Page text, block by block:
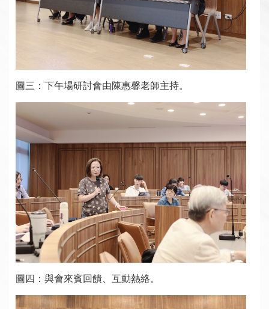
圖三：下午場研討會由陳惠馨老師主持。
圖四：與會來賓回饋、互動熱絡。